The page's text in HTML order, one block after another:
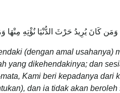
كَانَ يُرِيدُ حَرْثَ الدُّنْيَا نُؤْتِهِ
(dengan amal usahanya)
yang dikehendakinya; dan
Kami beri kepadanya dari
dan ia tidak akan beroleh